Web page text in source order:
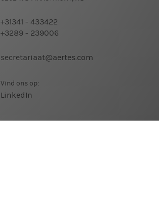
+31341 - 433422
+3289 - 239006
secretariaat@aertes.com
Vind ons op:
LinkedIn